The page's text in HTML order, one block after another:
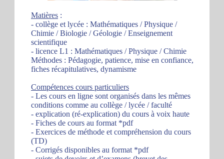
Matières :
- collège et lycée : Mathématiques / Physique /
Chimie / Biologie / Géologie / Enseignement
scientifique
- licence L1 : Mathématiques / Physique / Chimie
Méthodes : Pédagogie, patience, mise en confiance,
fiches récapitulatives, dynamisme
Compétences cours particuliers
- Les cours en ligne sont organisés dans les mêmes
conditions comme au collège / lycée / faculté
- explication (ré-explication) du cours à voix haute
- Fiches de cours au format *pdf
- Exercices de méthode et compréhension du cours
(TD)
- Corrigés disponibles au format *pdf